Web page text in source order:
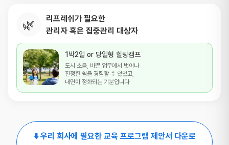
🌿
리프레쉬가 필요한
관리자 혹은 집중관리 대상자
1박2일 or 당일형 힐링캠프
도시 소음, 바쁜 업무에서 벗어나
진정한 쉼을경험할 수 있었고,
내면이 정화되는 기분입니다
⬇️ 우리 회사에 필요한 교육 프로그램 제안서 다운로